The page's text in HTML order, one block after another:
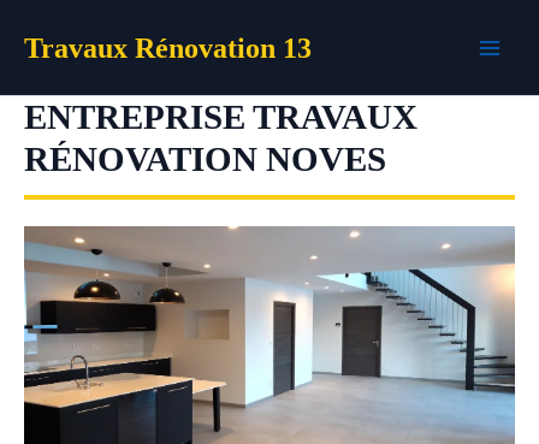
Travaux Rénovation 13
ENTREPRISE TRAVAUX
RÉNOVATION NOVES